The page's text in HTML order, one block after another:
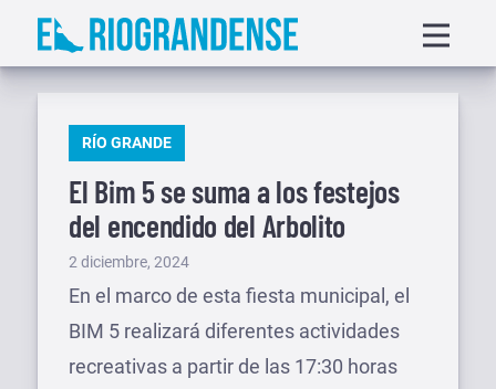
Saltar
menu
PUBLICADO
RÍO GRANDE
El Bim 5 se suma a los festejos
del encendido del Arbolito
Publicado
el
2 diciembre, 2024
En el marco de esta fiesta municipal, el
BIM 5 realizará diferentes actividades
recreativas a partir de las 17:30 horas